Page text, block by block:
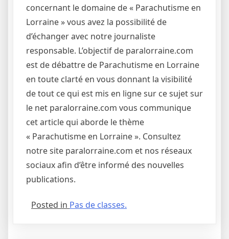
concernant le domaine de « Parachutisme en
Lorraine » vous avez la possibilité de
d’échanger avec notre journaliste
responsable. L’objectif de paralorraine.com
est de débattre de Parachutisme en Lorraine
en toute clarté en vous donnant la visibilité
de tout ce qui est mis en ligne sur ce sujet sur
le net paralorraine.com vous communique
cet article qui aborde le thème
« Parachutisme en Lorraine ». Consultez
notre site paralorraine.com et nos réseaux
sociaux afin d’être informé des nouvelles
publications.
Posted in Pas de classes.